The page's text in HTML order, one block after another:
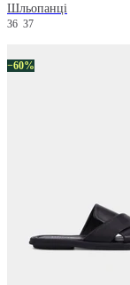
Шльопанці
36 37
−60%